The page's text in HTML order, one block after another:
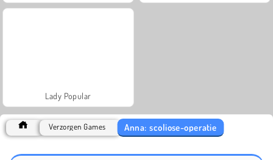
Lady Popular
Verzorgen Games Anna: scoliose-operatie